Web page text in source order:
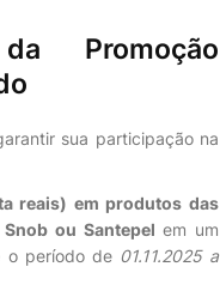
Promoção
sua participação na
reais) em produtos das
ou Santepel em um
o período de 01.11.2025 a